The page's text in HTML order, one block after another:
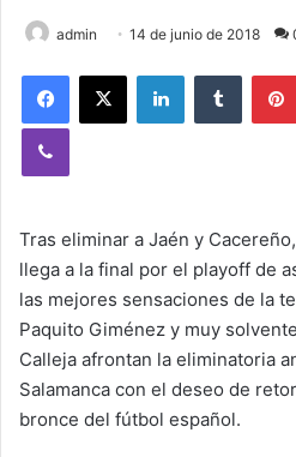
admin 14 de junio de 2018
Tras eliminar a Jaén y
llega a la final por el playoff de
las mejores sensaciones de la
Paquito Giménez y muy
Calleja afrontan la eliminatoria
Salamanca con el deseo de
bronce del fútbol español.